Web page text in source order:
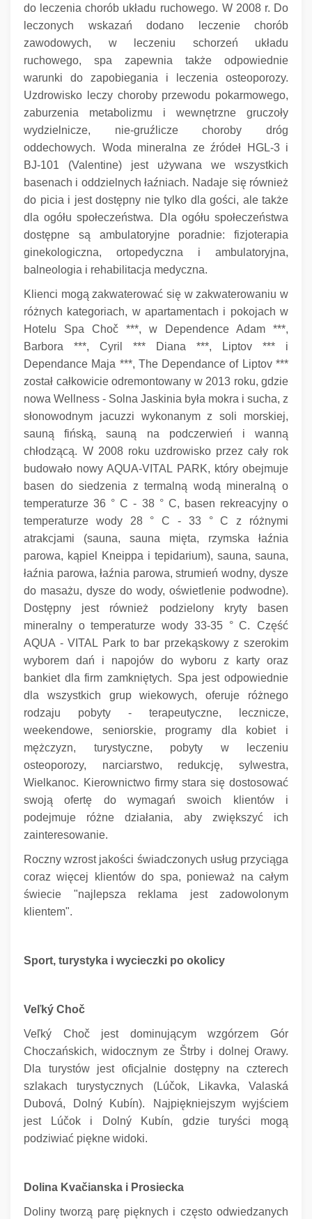
do leczenia chorób układu ruchowego. W 2008 r. Do
leczonych wskazań dodano leczenie chorób
zawodowych, w leczeniu schorzeń układu
ruchowego, spa zapewnia także odpowiednie
warunki do zapobiegania i leczenia osteoporozy.
Uzdrowisko leczy choroby przewodu pokarmowego,
zaburzenia metabolizmu i wewnętrzne gruczoły
wydzielnicze, nie-gruźlicze choroby dróg
oddechowych.
Woda mineralna ze źródeł HGL-3 i
BJ-101 (Valentine) jest używana we wszystkich
basenach i oddzielnych łaźniach. Nadaje się również
do picia i jest dostępny nie tylko dla gości, ale także
dla ogółu społeczeństwa.
Dla ogółu społeczeństwa
dostępne są ambulatoryjne poradnie: fizjoterapia
ginekologiczna, ortopedyczna i ambulatoryjna,
balneologia i rehabilitacja medyczna.
Klienci mogą zakwaterować się w zakwaterowaniu w
różnych kategoriach, w apartamentach i pokojach w
Hotelu Spa Choč ***, w Dependence Adam ***,
Barbora ***, Cyril *** Diana ***, Liptov *** i
Dependance Maja ***, The Dependance of Liptov ***
został całkowicie odremontowany w 2013 roku, gdzie
nowa Wellness - Solna Jaskinia była mokra i sucha, z
słonowodnym jacuzzi wykonanym z soli morskiej,
sauną fińską, sauną na podczerwień i wanną
chłodzącą. W 2008 roku uzdrowisko przez cały rok
budowało nowy AQUA-VITAL PARK, który obejmuje
basen do siedzenia z termalną wodą mineralną o
temperaturze 36 ° C - 38 ° C, basen rekreacyjny o
temperaturze wody 28 ° C - 33 ° C z różnymi
atrakcjami (sauna, sauna mięta, rzymska łaźnia
parowa, kąpiel Kneippa i tepidarium), sauna, sauna,
łaźnia parowa, łaźnia parowa, strumień wodny, dysze
do masażu, dysze do wody, oświetlenie podwodne).
Dostępny jest również podzielony kryty basen
mineralny o temperaturze wody 33-35 ° C.
Część
AQUA - VITAL Park to bar przekąskowy z szerokim
wyborem dań i napojów do wyboru z karty oraz
bankiet dla firm zamkniętych. Spa jest odpowiednie
dla wszystkich grup wiekowych, oferuje różnego
rodzaju pobyty - terapeutyczne, lecznicze,
weekendowe, seniorskie, programy dla kobiet i
mężczyzn, turystyczne, pobyty w leczeniu
osteoporozy, narciarstwo, redukcję, sylwestra,
Wielkanoc. Kierownictwo firmy stara się dostosować
swoją ofertę do wymagań swoich klientów i
podejmuje różne działania, aby zwiększyć ich
zainteresowanie.
Roczny wzrost jakości świadczonych usług przyciąga
coraz więcej klientów do spa, ponieważ na całym
świecie "najlepsza reklama jest zadowolonym
klientem".
Sport, turystyka i wycieczki po okolicy
Veľký Choč
Veľký Choč jest dominującym wzgórzem Gór
Choczańskich, widocznym ze Štrby i dolnej Orawy.
Dla turystów jest oficjalnie dostępny na czterech
szlakach turystycznych (Lúčok, Likavka, Valaská
Dubová, Dolný Kubín).
Najpiękniejszym wyjściem
jest Lúčok i Dolný Kubín, gdzie turyści mogą
podziwiać piękne widoki.
Dolina Kvačianska i Prosiecka
Doliny tworzą parę pięknych i często odwiedzanych